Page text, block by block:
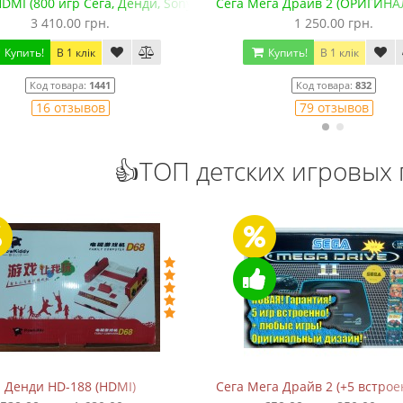
3 410.00 грн.
Купить! В 1 клік
Код товара: 1441
16 отзывов
1 250.00 грн.
Купить! В 1 клік
Код товара: 832
79 отзывов
👍ТОП детских игровых
Денди HD-188 (HDMI)
Сега Мега Драйв 2 (+5